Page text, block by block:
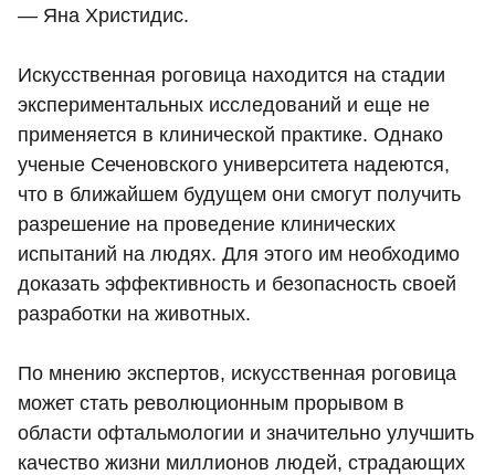
— Яна Христидис.
Искусственная роговица находится на стадии
экспериментальных исследований и еще не
применяется в клинической практике. Однако
ученые Сеченовского университета надеются,
что в ближайшем будущем они смогут получить
разрешение на проведение клинических
испытаний на людях. Для этого им необходимо
доказать эффективность и безопасность своей
разработки на животных.
По мнению экспертов, искусственная роговица
может стать революционным прорывом в
области офтальмологии и значительно улучшить
качество жизни миллионов людей, страдающих